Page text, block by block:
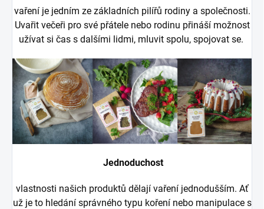
vaření je jedním ze základních pilířů rodiny a společnosti.
Uvařit večeři pro své přátele nebo rodinu přináší možnost
užívat si čas s dalšími lidmi, mluvit spolu, spojovat se.
Jednoduchost
vlastnosti našich produktů dělají vaření jednodušším. Ať
už je to hledání správného typu koření nebo manipulace s